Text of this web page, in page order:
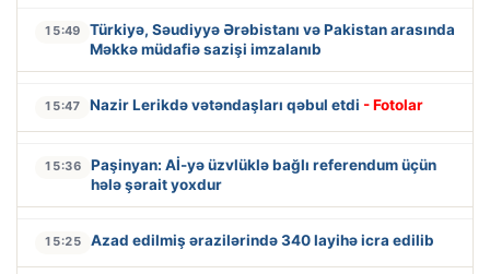
15:49
Türkiyə, Səudiyyə Ərəbistanı və Pakistan arasında
Məkkə müdafiə sazişi imzalanıb
15:47 Nazir Lerikdə vətəndaşları qəbul etdi - Fotolar
15:36
Paşinyan: Aİ-yə üzvlüklə bağlı referendum üçün
hələ şərait yoxdur
15:25 Azad edilmiş ərazilərində 340 layihə icra edilib